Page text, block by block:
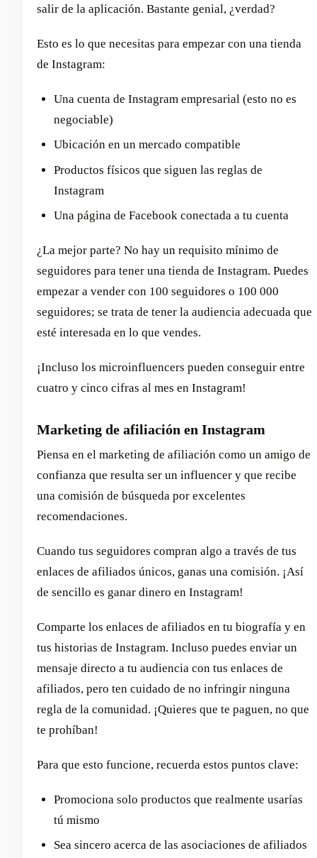
salir de la aplicación. Bastante genial, ¿verdad?
Esto es lo que necesitas para empezar con una tienda
de Instagram:
Una cuenta de Instagram empresarial (esto no es
negociable)
Ubicación en un mercado compatible
Productos físicos que siguen las reglas de
Instagram
Una página de Facebook conectada a tu cuenta
¿La mejor parte? No hay un requisito mínimo de
seguidores para tener una tienda de Instagram. Puedes
empezar a vender con 100 seguidores o 100 000
seguidores; se trata de tener la audiencia adecuada que
esté interesada en lo que vendes.
¡Incluso los microinfluencers pueden conseguir entre
cuatro y cinco cifras al mes en Instagram!
Marketing de afiliación en Instagram
Piensa en el marketing de afiliación como un amigo de
confianza que resulta ser un influencer y que recibe
una comisión de búsqueda por excelentes
recomendaciones.
Cuando tus seguidores compran algo a través de tus
enlaces de afiliados únicos, ganas una comisión. ¡Así
de sencillo es ganar dinero en Instagram!
Comparte los enlaces de afiliados en tu biografía y en
tus historias de Instagram. Incluso puedes enviar un
mensaje directo a tu audiencia con tus enlaces de
afiliados, pero ten cuidado de no infringir ninguna
regla de la comunidad. ¡Quieres que te paguen, no que
te prohíban!
Para que esto funcione, recuerda estos puntos clave:
Promociona solo productos que realmente usarías
tú mismo
Sea sincero acerca de las asociaciones de afiliados